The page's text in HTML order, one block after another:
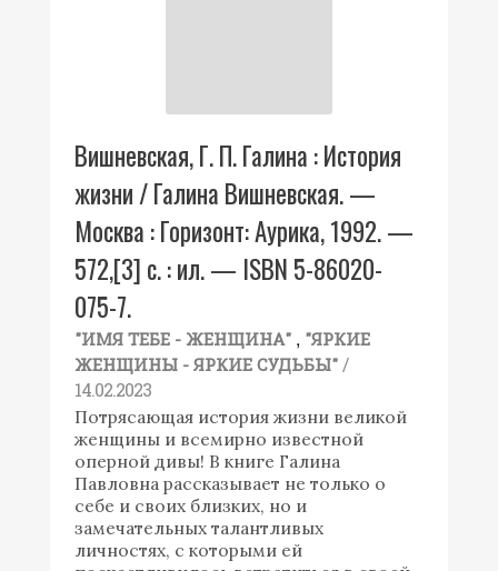
Вишневская, Г. П. Галина : История
жизни / Галина Вишневская. —
Москва : Горизонт: Аурика, 1992. —
572,[3] с. : ил. — ISBN 5-86020-
075-7.
"ИМЯ ТЕБЕ - ЖЕНЩИНА" , "ЯРКИЕ
ЖЕНЩИНЫ - ЯРКИЕ СУДЬБЫ" /
14.02.2023
Потрясающая история жизни великой
женщины и всемирно известной
оперной дивы! В книге Галина
Павловна рассказывает не только о
себе и своих близких, но и
замечательных талантливых
личностях, с которыми ей